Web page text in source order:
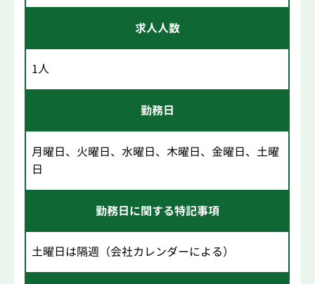
求人人数
1人
勤務日
月曜日、火曜日、水曜日、木曜日、金曜日、土曜
日
勤務日に関する特記事項
土曜日は隔週（会社カレンダーによる）